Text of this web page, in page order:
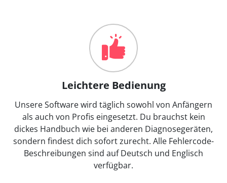
Leichtere Bedienung
Unsere Software wird täglich sowohl von Anfängern
als auch von Profis eingesetzt. Du brauchst kein
dickes Handbuch wie bei anderen Diagnosegeräten,
sondern findest dich sofort zurecht. Alle Fehlercode-
Beschreibungen sind auf Deutsch und Englisch
verfügbar.